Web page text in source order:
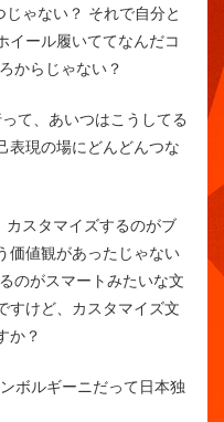
ゃない？ それで自分と
イール履いててなんだコ
からじゃない？
て、あいつはこうしてる
表現の場にどんどんつな
スタマイズするのがブ
価値観があったじゃない
のがスマートみたいな文
すけど、カスタマイズ文
か？
ボルギーニだって日本独